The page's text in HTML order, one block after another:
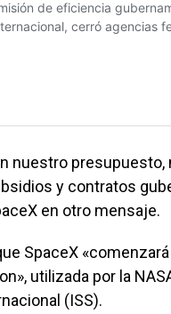
nuestro
y contratos
en otro mensaje.
SpaceX
utilizada por la
(ISS).